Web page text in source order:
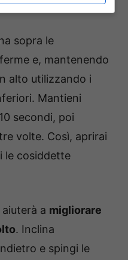
rilassato.
sopra le
e, mantenendo
alto utilizzando i
Mantieni
secondi, poi
volte. Così, aprirai
le cosiddette
a migliorare
. Inclina
e spingi le